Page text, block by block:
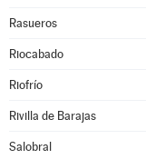
Rasueros
Riocabado
Riofrío
Rivilla de Barajas
Salobral